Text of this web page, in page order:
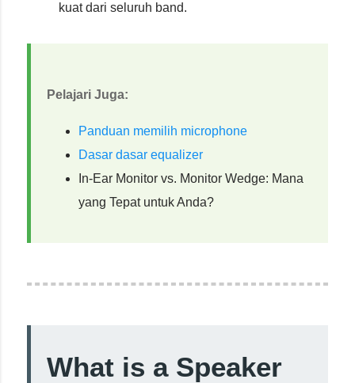
kuat dari seluruh band.
Pelajari Juga:
Panduan memilih microphone
Dasar dasar equalizer
In-Ear Monitor vs. Monitor Wedge: Mana
yang Tepat untuk Anda?
What is a Speaker